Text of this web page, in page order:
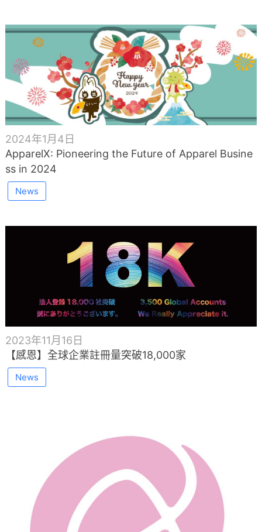
2024年1月4日
ApparelX: Pioneering the Future of Apparel Busine
ss in 2024
News
2023年11月16日
【感恩】全球企業註冊量突破18,000家
News